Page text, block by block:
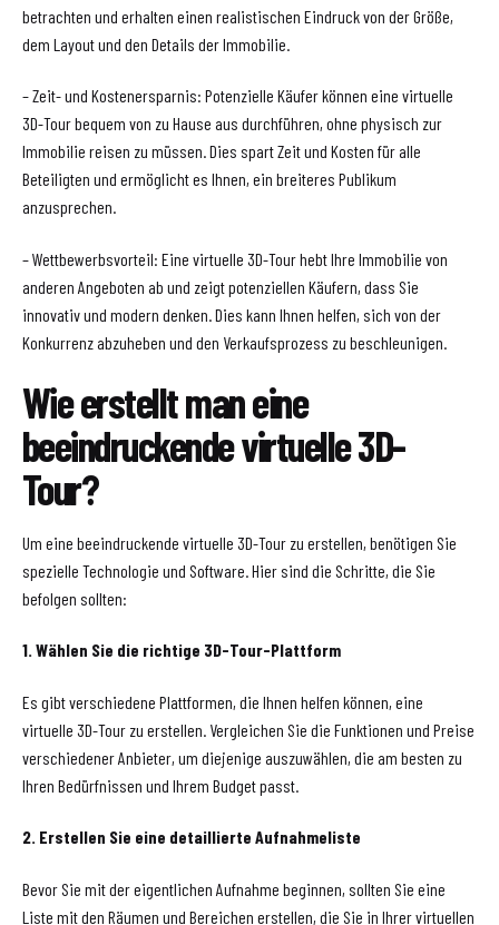
betrachten und erhalten einen realistischen Eindruck von der Größe,
dem Layout und den Details der Immobilie.
– Zeit- und Kostenersparnis: Potenzielle Käufer können eine virtuelle
3D-Tour bequem von zu Hause aus durchführen, ohne physisch zur
Immobilie reisen zu müssen. Dies spart Zeit und Kosten für alle
Beteiligten und ermöglicht es Ihnen, ein breiteres Publikum
anzusprechen.
– Wettbewerbsvorteil: Eine virtuelle 3D-Tour hebt Ihre Immobilie von
anderen Angeboten ab und zeigt potenziellen Käufern, dass Sie
innovativ und modern denken. Dies kann Ihnen helfen, sich von der
Konkurrenz abzuheben und den Verkaufsprozess zu beschleunigen.
Wie erstellt man eine
beeindruckende virtuelle 3D-
Tour?
Um eine beeindruckende virtuelle 3D-Tour zu erstellen, benötigen Sie
spezielle Technologie und Software. Hier sind die Schritte, die Sie
befolgen sollten:
1. Wählen Sie die richtige 3D-Tour-Plattform
Es gibt verschiedene Plattformen, die Ihnen helfen können, eine
virtuelle 3D-Tour zu erstellen. Vergleichen Sie die Funktionen und Preise
verschiedener Anbieter, um diejenige auszuwählen, die am besten zu
Ihren Bedürfnissen und Ihrem Budget passt.
2. Erstellen Sie eine detaillierte Aufnahmeliste
Bevor Sie mit der eigentlichen Aufnahme beginnen, sollten Sie eine
Liste mit den Räumen und Bereichen erstellen, die Sie in Ihrer virtuellen